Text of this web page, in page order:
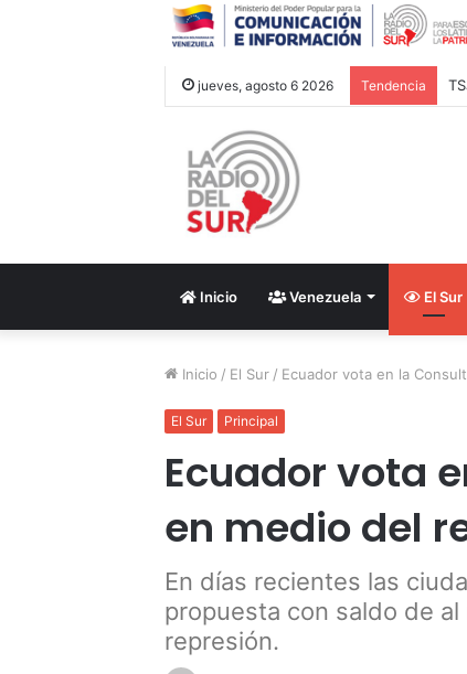
jueves, agosto 6 2026 Tendencia
Inicio Venezuela El Sur
Inicio / El Sur / Ecuador vota en la
El Sur Principal
Ecuador vota
en medio del
En días recientes las
propuesta con saldo de
represión.